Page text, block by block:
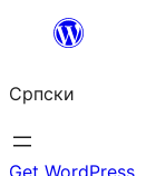
Скочи
садржај
Српски
Get WordPress